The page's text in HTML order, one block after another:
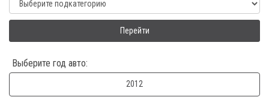
Перейти
Выберите год авто:
2012